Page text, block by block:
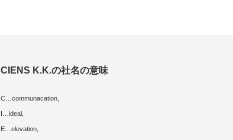
CIENS K.K.の社名の意味
C…communacation,
I…ideal,
E…elevation,